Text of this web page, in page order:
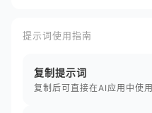
提示词使用指南
复制提示词
复制后可直接在AI应用中使用